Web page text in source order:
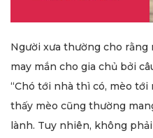
Người xưa thường cho
may mắn cho gia chủ bởi
“Chó tới nhà thì có, mèo tới
thấy mèo cũng thường
lành. Tuy nhiên, không